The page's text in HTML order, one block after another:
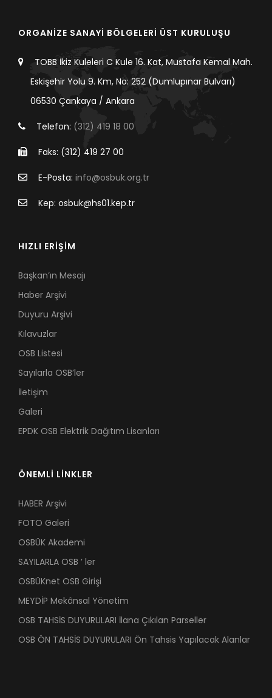
ORGANİZE SANAYİ BÖLGELERİ ÜST KURULUŞU
TOBB İkiz Kuleleri C Kule 16. Kat, Mustafa Kemal Mah.
Eskişehir Yolu 9. Km, No: 252 (Dumlupınar Bulvarı)
06530 Çankaya / Ankara
Telefon: (312) 419 18 00
Faks: (312) 419 27 00
E-Posta: info@osbuk.org.tr
Kep: osbuk@hs01.kep.tr
HIZLI ERİŞİM
Başkan’ın Mesajı
Haber Arşivi
Duyuru Arşivi
Kılavuzlar
OSB Listesi
Sayılarla OSB’ler
İletişim
Galeri
EPDK OSB Elektrik Dağıtım Lisanları
ÖNEMLİ LİNKLER
HABER Arşivi
FOTO Galeri
OSBÜK Akademi
SAYILARLA OSB ’ ler
OSBÜKnet OSB Girişi
MEYDİP Mekânsal Yönetim
OSB TAHSİS DUYURULARI İlana Çıkılan Parseller
OSB ÖN TAHSİS DUYURULARI Ön Tahsis Yapılacak Alanlar